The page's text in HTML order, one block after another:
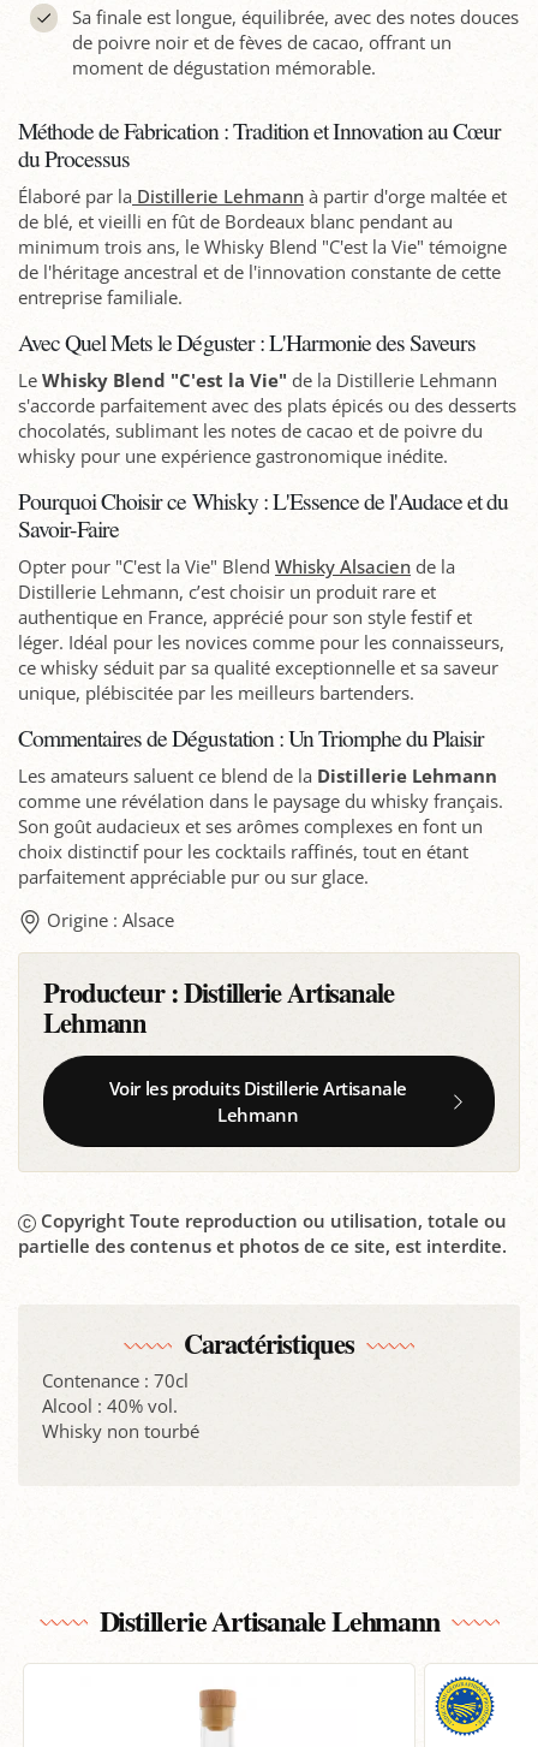
Sa finale est longue, équilibrée, avec des notes douces
de poivre noir et de fèves de cacao, offrant un
moment de dégustation mémorable.
Méthode de Fabrication : Tradition et Innovation au Cœur
du Processus
Élaboré par la Distillerie Lehmann à partir d'orge maltée et
de blé, et vieilli en fût de Bordeaux blanc pendant au
minimum trois ans, le Whisky Blend "C'est la Vie" témoigne
de l'héritage ancestral et de l'innovation constante de cette
entreprise familiale.
Avec Quel Mets le Déguster : L'Harmonie des Saveurs
Le Whisky Blend "C'est la Vie" de la Distillerie Lehmann
s'accorde parfaitement avec des plats épicés ou des desserts
chocolatés, sublimant les notes de cacao et de poivre du
whisky pour une expérience gastronomique inédite.
Pourquoi Choisir ce Whisky : L'Essence de l'Audace et du
Savoir-Faire
Opter pour "C'est la Vie" Blend Whisky Alsacien de la
Distillerie Lehmann, c’est choisir un produit rare et
authentique en France, apprécié pour son style festif et
léger. Idéal pour les novices comme pour les connaisseurs,
ce whisky séduit par sa qualité exceptionnelle et sa saveur
unique, plébiscitée par les meilleurs bartenders.
Commentaires de Dégustation : Un Triomphe du Plaisir
Les amateurs saluent ce blend de la Distillerie Lehmann
comme une révélation dans le paysage du whisky français.
Son goût audacieux et ses arômes complexes en font un
choix distinctif pour les cocktails raffinés, tout en étant
parfaitement appréciable pur ou sur glace.
Origine : Alsace
Producteur :Distillerie Artisanale
Lehmann
Voir les produits Distillerie Artisanale
Lehmann
Copyright Toute reproduction ou utilisation, totale ou
partielle des contenus et photos de ce site, est interdite.
Caractéristiques
Contenance : 70cl
Alcool : 40% vol.
Whisky non tourbé
Distillerie Artisanale Lehmann